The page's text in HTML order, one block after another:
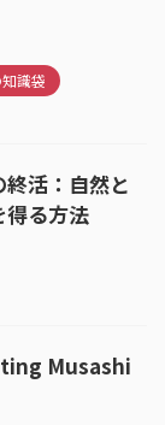
識袋
活：自然と
得る方法
Musashi